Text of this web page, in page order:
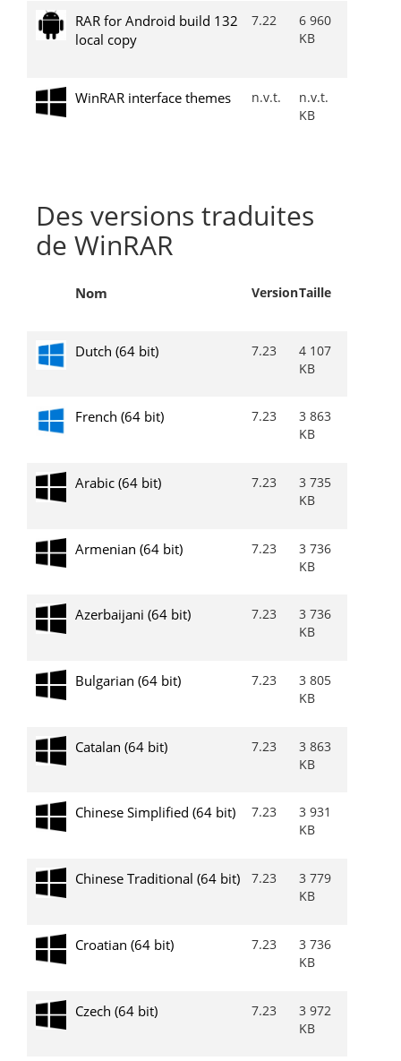
RAR for Android build 132
local copy
7.22
6 960
KB
WinRAR interface themes n.v.t.
n.v.t.
KB
Des versions traduites
de WinRAR
Nom VersionTaille
Dutch (64 bit) 7.23
4 107
KB
French (64 bit) 7.23
3 863
KB
Arabic (64 bit) 7.23
3 735
KB
Armenian (64 bit) 7.23
3 736
KB
Azerbaijani (64 bit) 7.23
3 736
KB
Bulgarian (64 bit) 7.23
3 805
KB
Catalan (64 bit) 7.23
3 863
KB
Chinese Simplified (64 bit) 7.23
3 931
KB
Chinese Traditional (64 bit) 7.23
3 779
KB
Croatian (64 bit) 7.23
3 736
KB
Czech (64 bit) 7.23
3 972
KB